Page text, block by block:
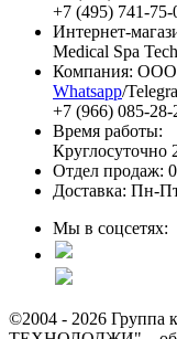
+7 (495) 741-75-
Интернет-
Medical Spa
Компания:
Whatsapp/
+7 (966) 085-28-
Время работы:
Круглосуточно
Отдел продаж:
Доставка: Пн-
Мы в соцсетях:
©2004 - 2026